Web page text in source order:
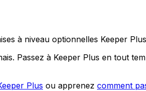
à niveau optionnelles Keeper
Passez à Keeper Plus en tout
Plus ou apprenez comment